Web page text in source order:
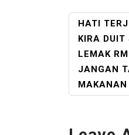
POST
HATI
KIRA
LEMAK
JANGAN
MAKANAN